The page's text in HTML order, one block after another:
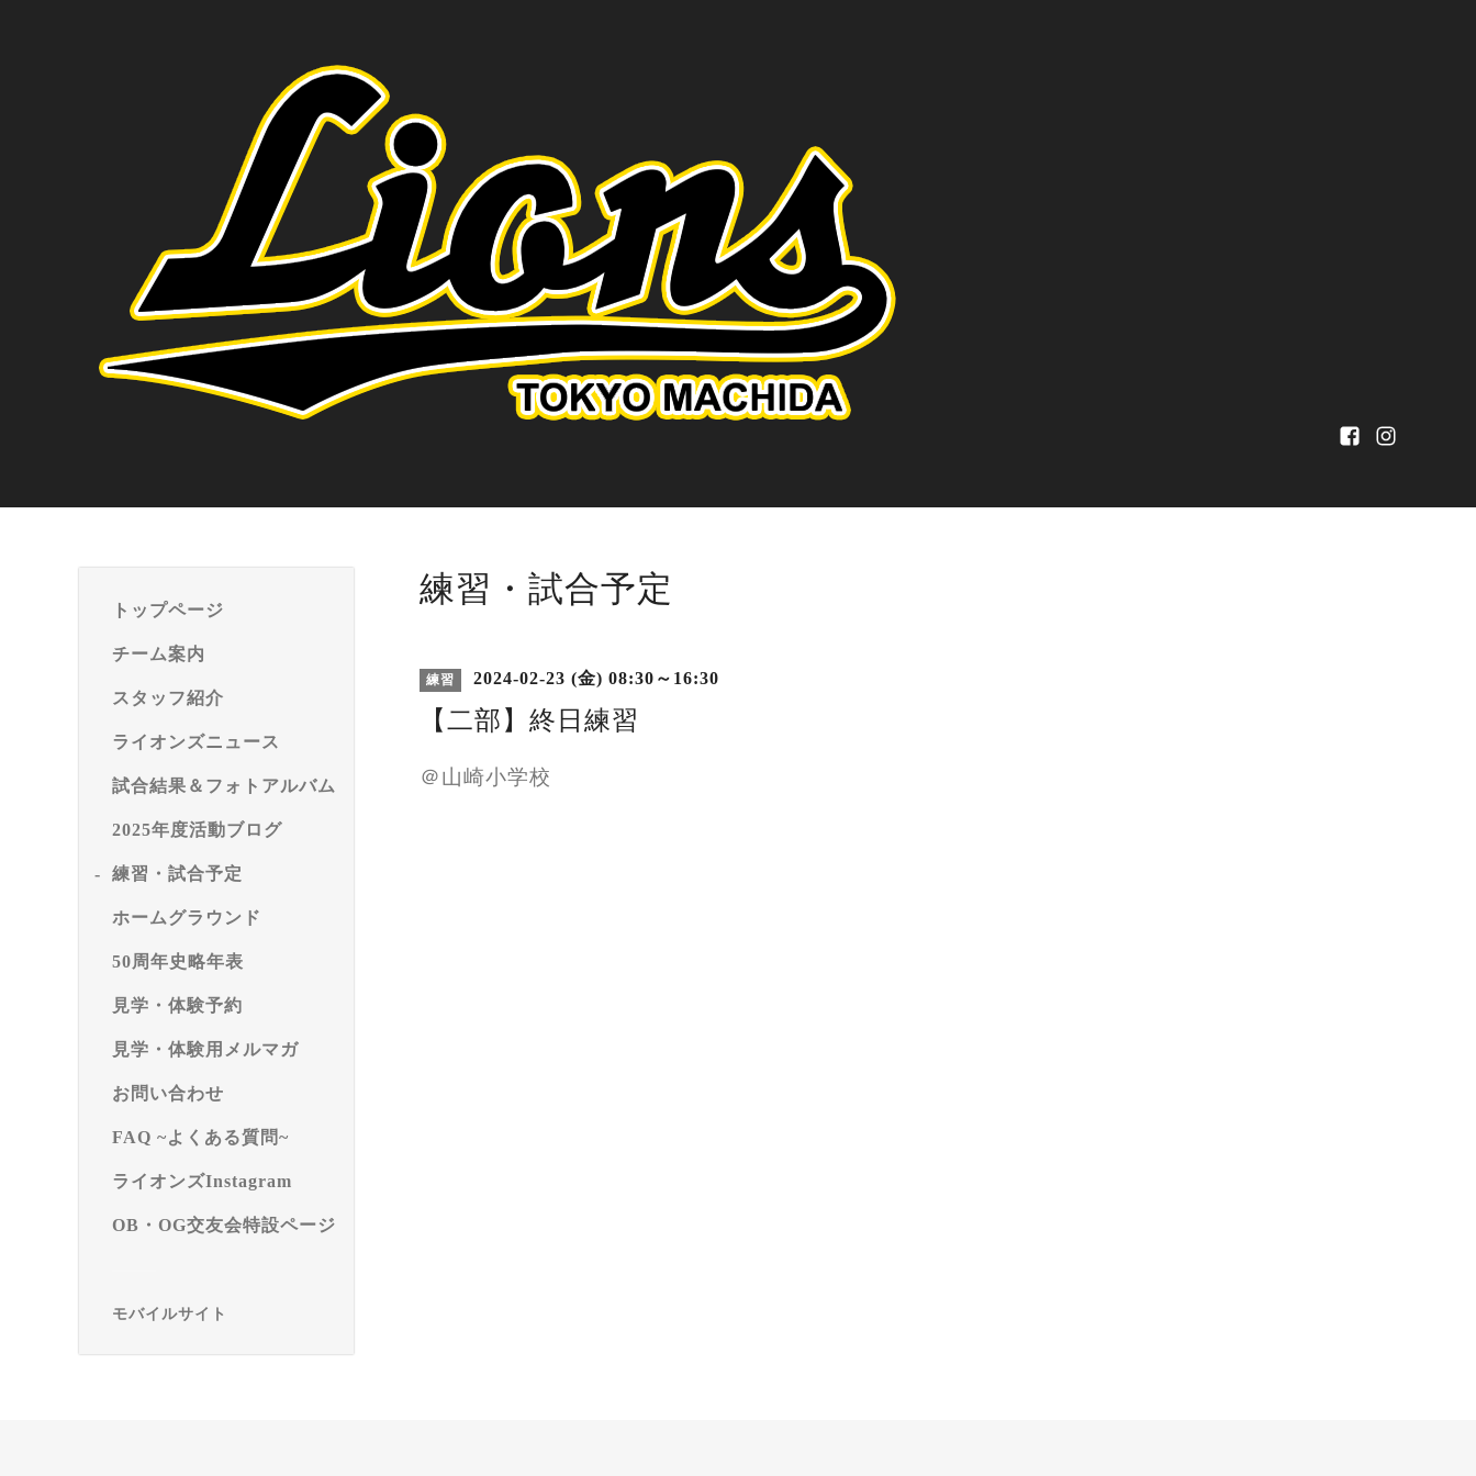
トップページ
チーム案内
スタッフ紹介
ライオンズニュース
試合結果＆フォトアルバム
2025年度活動ブログ
練習・試合予定
ホームグラウンド
50周年史略年表
見学・体験予約
見学・体験用メルマガ
お問い合わせ
FAQ ~よくある質問~
ライオンズInstagram
OB・OG交友会特設ページ
モバイルサイト
練習・試合予定
練習 2024-02-23 (金) 08:30～16:30
【二部】終日練習
＠山崎小学校